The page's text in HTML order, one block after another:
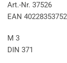
Art.-Nr. 37526
EAN
M 3
DIN 371